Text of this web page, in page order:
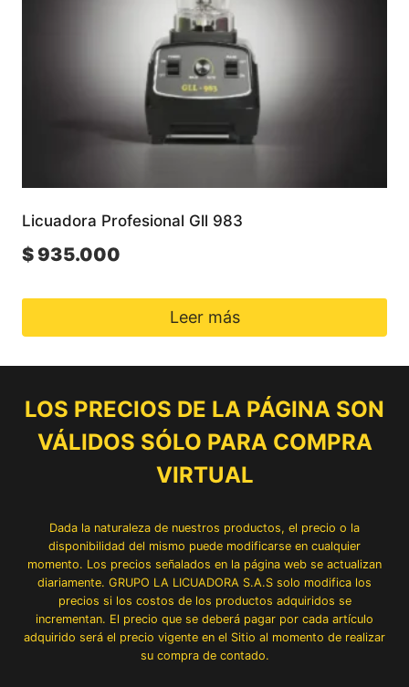
Licuadora Profesional Gll 983
$935.000
Leer más
LOS PRECIOS DE LA PÁGINA SON
VÁLIDOS SÓLO PARA COMPRA
VIRTUAL
Dada la naturaleza de nuestros productos, el precio o la
disponibilidad del mismo puede modificarse en cualquier
momento. Los precios señalados en la página web se actualizan
diariamente. GRUPO LA LICUADORA S.A.S solo modifica los
precios si los costos de los productos adquiridos se
incrementan. El precio que se deberá pagar por cada artículo
adquirido será el precio vigente en el Sitio al momento de realizar
su compra de contado.